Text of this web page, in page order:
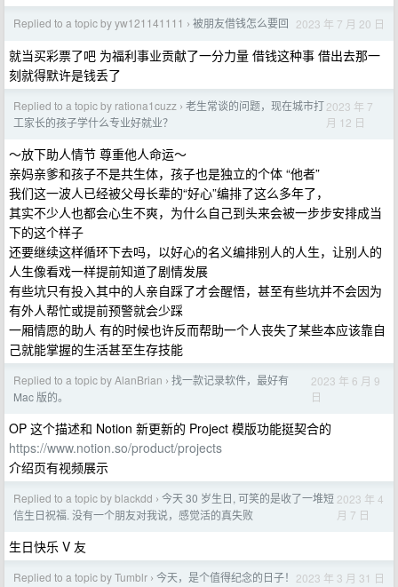
Replied to a topic by yw121141111 › 被朋友借钱怎么要回 2023 年 7 月 20 日
就当买彩票了吧 为福利事业贡献了一分力量 借钱这种事 借出去那一
刻就得默许是钱丢了
Replied to a topic by rationa1cuzz › 老生常谈的问题，现在城市打
工家长的孩子学什么专业好就业？
2023 年 7
月 12 日
～放下助人情节 尊重他人命运～
亲妈亲爹和孩子不是共生体，孩子也是独立的个体 “他者”
我们这一波人已经被父母长辈的“好心”编排了这么多年了，
其实不少人也都会心生不爽，为什么自己到头来会被一步步安排成当
下的这个样子
还要继续这样循环下去吗，以好心的名义编排别人的人生，让别人的
人生像看戏一样提前知道了剧情发展
有些坑只有投入其中的人亲自踩了才会醒悟，甚至有些坑并不会因为
有外人帮忙或提前预警就会少踩
一厢情愿的助人 有的时候也许反而帮助一个人丧失了某些本应该靠自
己就能掌握的生活甚至生存技能
Replied to a topic by AlanBrian › 找一款记录软件，最好有
Mac 版的。
2023 年 6 月 9
日
OP 这个描述和 Notion 新更新的 Project 模版功能挺契合的
https://www.notion.so/product/projects
介绍页有视频展示
Replied to a topic by blackdd › 今天 30 岁生日, 可笑的是收了一堆短
信生日祝福. 没有一个朋友对我说，感觉活的真失败
2023 年 4
月 7 日
生日快乐 V 友
Replied to a topic by Tumblr › 今天，是个值得纪念的日子！ 2023 年 3 月 31 日